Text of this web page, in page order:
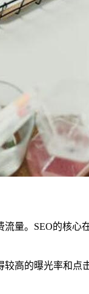
量。SEO的核心
高的曝光率和点